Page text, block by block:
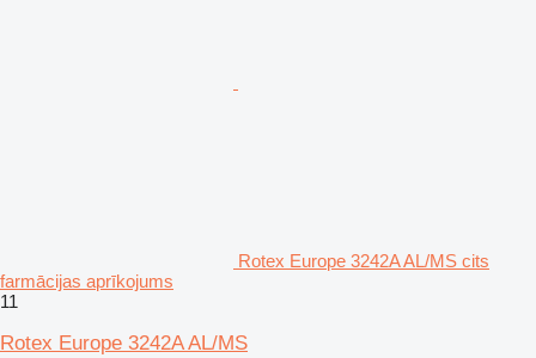
Rotex Europe 3242A AL/MS cits
farmācijas aprīkojums
11
Rotex Europe 3242A AL/MS